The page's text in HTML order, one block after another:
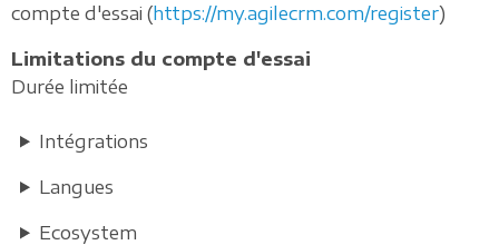
compte d'essai (https://my.agilecrm.com/register)
Limitations du compte d'essai
Durée limitée
Intégrations
Langues
Ecosystem